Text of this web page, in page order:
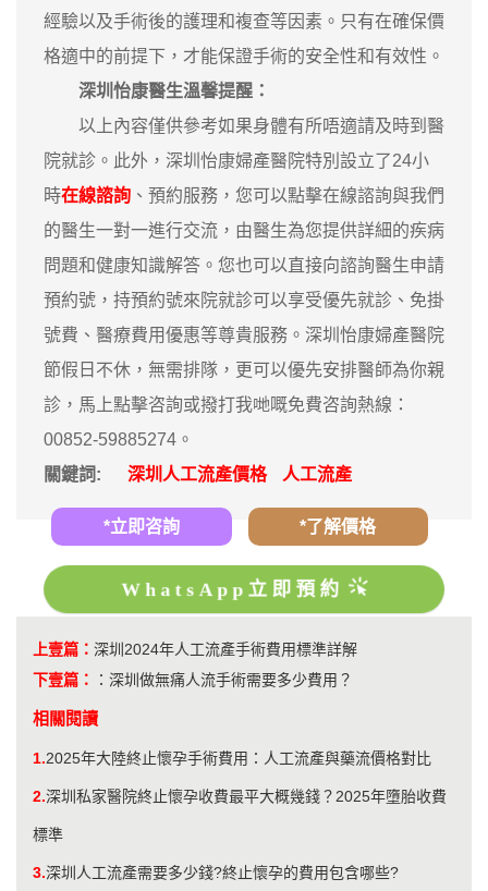
經驗以及手術後的護理和複查等因素。只有在確保價
格適中的前提下，才能保證手術的安全性和有效性。
深圳怡康醫生溫馨提醒：
以上內容僅供參考如果身體有所唔適請及時到醫
院就診。此外，深圳怡康婦產醫院特別設立了24小
時在線諮詢 、預約服務，您可以點擊在線諮詢與我們
的醫生一對一進行交流，由醫生為您提供詳細的疾病
問題和健康知識解答。您也可以直接向諮詢醫生申請
預約號，持預約號來院就診可以享受優先就診、免掛
號費、醫療費用優惠等尊貴服務。深圳怡康婦產醫院
節假日不休，無需排隊，更可以優先安排醫師為你親
診，馬上點擊咨詢或撥打我哋嘅免費咨詢熱線：
00852-59885274。
關鍵詞:
深圳人工流產價格 人工流產
*立即咨詢 *了解價格
WhatsApp立即預約
上壹篇： 深圳2024年人工流產手術費用標準詳解
下壹篇：
： 深圳做無痛人流手術需要多少費用？
相關閱讀
1.2025年大陸終止懷孕手術費用：人工流產與藥流價格對比
2.深圳私家醫院終止懷孕收費最平大概幾錢？2025年墮胎收費
標準
3.深圳人工流產需要多少錢?終止懷孕的費用包含哪些?